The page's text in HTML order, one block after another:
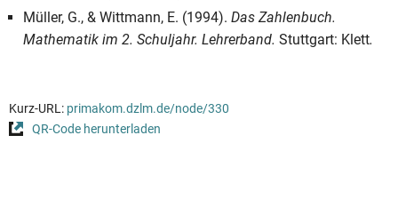
Müller, G., & Wittmann, E. (1994). Das Zahlenbuch.
Mathematik im 2. Schuljahr. Lehrerband. Stuttgart: Klett.
Kurz-URL: primakom.dzlm.de/node/330
QR-Code herunterladen